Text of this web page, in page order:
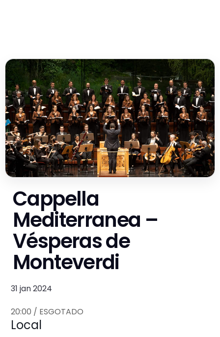
Cappella
Mediterranea –
Vésperas de
Monteverdi
31 jan 2024
20:00 / ESGOTADO
Local